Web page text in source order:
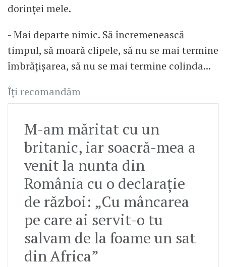
dorinței mele.
- Mai departe nimic. Să încremenească
timpul, să moară clipele, să nu se mai termine
îmbrățișarea, să nu se mai termine colinda...
Îți recomandăm
M-am măritat cu un
britanic, iar soacră-mea a
venit la nunta din
România cu o declarație
de război: „Cu mâncarea
pe care ai servit-o tu
salvam de la foame un sat
din Africa”